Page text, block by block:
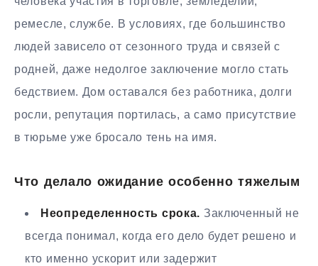
ремесле, службе. В условиях, где большинство
людей зависело от сезонного труда и связей с
родней, даже недолгое заключение могло стать
бедствием. Дом оставался без работника, долги
росли, репутация портилась, а само присутствие
в тюрьме уже бросало тень на имя.
Что делало ожидание особенно тяжелым
Неопределенность срока. Заключенный не
всегда понимал, когда его дело будет решено и
кто именно ускорит или задержит